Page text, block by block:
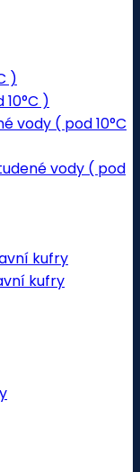
)
)
vody ( pod 10°C
vody ( pod
kufry
kufry